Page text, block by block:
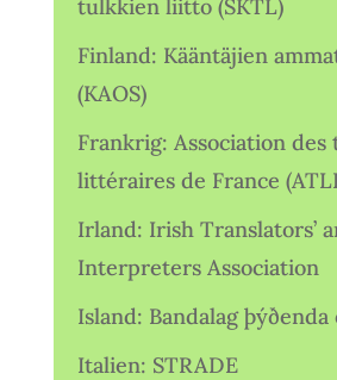
tulkkien liitto (SKTL)
Finland: Kääntäjien
(KAOS)
Frankrig: Association
littéraires de France
Irland: Irish Translators’
Interpreters Association
Island: Bandalag
Italien: STRADE